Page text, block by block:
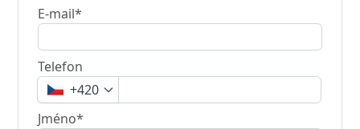
E-mail*
Telefon
+420
Jméno*